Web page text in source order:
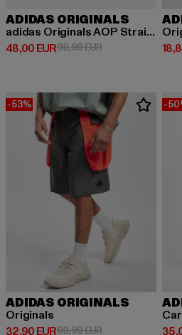
ADIDAS ORIGINALS
adidas Originals AOP Straight Fit Jeans
48,00 EUR
Derzeitiger Preis: 48,00 EUR
99,99 EURAktionspreis:
-53%
ADIDAS ORIGINALS
Originals
32,90 EUR
Derzeitiger Preis: 32,90 EUR
69,99 EURAktionspreis:
-